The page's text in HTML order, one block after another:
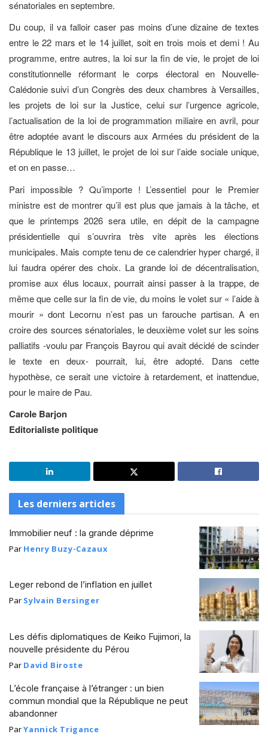
sénatoriales en septembre.
Du coup, il va falloir caser pas moins d’une dizaine de textes
entre le 22 mars et le 14 juillet, soit en trois mois et demi ! Au
programme, entre autres, la loi sur la fin de vie, le projet de loi
constitutionnelle réformant le corps électoral en Nouvelle-
Calédonie suivi d’un Congrès des deux chambres à Versailles,
les projets de loi sur la Justice, celui sur l’urgence agricole,
l’actualisation de la loi de programmation miliaire en avril, pour
être adoptée avant le discours aux Armées du président de la
République le 13 juillet, le projet de loi sur l’aide sociale unique,
et on en passe…
Pari impossible ? Qu’importe ! L’essentiel pour le Premier
ministre est de montrer qu’il est plus que jamais à la tâche, et
que le printemps 2026 sera utile, en dépit de la campagne
présidentielle qui s’ouvrira très vite après les élections
municipales. Mais compte tenu de ce calendrier hyper chargé, il
lui faudra opérer des choix. La grande loi de décentralisation,
promise aux élus locaux, pourrait ainsi passer à la trappe, de
même que celle sur la fin de vie, du moins le volet sur « l’aide à
mourir » dont Lecornu n’est pas un farouche partisan. A en
croire des sources sénatoriales, le deuxième volet sur les soins
palliatifs -voulu par François Bayrou qui avait décidé de scinder
le texte en deux- pourrait, lui, être adopté. Dans cette
hypothèse, ce serait une victoire à retardement, et inattendue,
pour le maire de Pau.
Carole Barjon
Editorialiste politique
Les derniers articles
Immobilier neuf : la grande déprime
Par Henry Buzy-Cazaux
Leger rebond de l’inflation en juillet
Par Sylvain Bersinger
Les défis diplomatiques de Keiko Fujimori, la
nouvelle présidente du Pérou
Par David Biroste
L’école française à l’étranger : un bien
commun mondial que la République ne peut
abandonner
ParYannick Trigance